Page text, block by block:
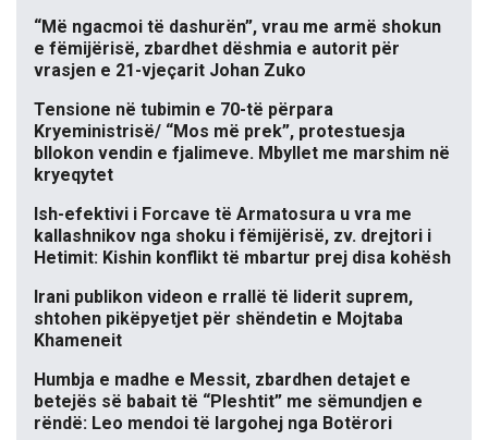
“Më ngacmoi të dashurën”, vrau me armë shokun
e fëmijërisë, zbardhet dëshmia e autorit për
vrasjen e 21-vjeçarit Johan Zuko
Tensione në tubimin e 70-të përpara
Kryeministrisë/ “Mos më prek”, protestuesja
bllokon vendin e fjalimeve. Mbyllet me marshim në
kryeqytet
Ish-efektivi i Forcave të Armatosura u vra me
kallashnikov nga shoku i fëmijërisë, zv. drejtori i
Hetimit: Kishin konflikt të mbartur prej disa kohësh
Irani publikon videon e rrallë të liderit suprem,
shtohen pikëpyetjet për shëndetin e Mojtaba
Khameneit
Humbja e madhe e Messit, zbardhen detajet e
betejës së babait të “Pleshtit” me sëmundjen e
rëndë: Leo mendoi të largohej nga Botërori